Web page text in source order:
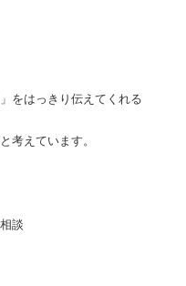
をはっきり伝えてくれる
考えています。
談